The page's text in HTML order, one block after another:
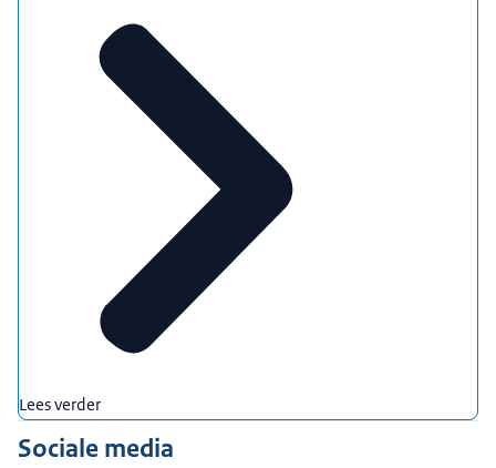
Lees verder
Sociale media